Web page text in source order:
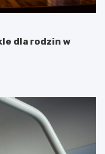
dla rodzin w